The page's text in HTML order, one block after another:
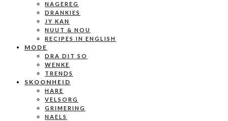
NAGEREG
DRANKIES
JY KAN
NUUT & NOU
RECIPES IN ENGLISH
MODE
DRA DIT SO
WENKE
TRENDS
SKOONHEID
HARE
VELSORG
GRIMERING
NAELS